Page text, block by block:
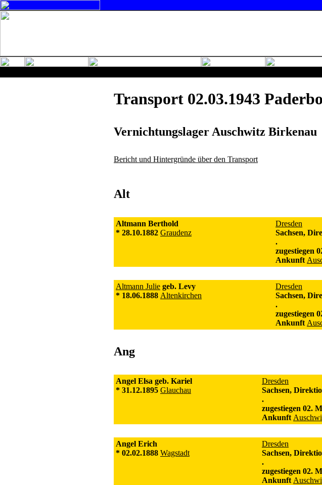
Transport 02.03.1943
Vernichtungslager Auschwitz Birkenau
Bericht und Hintergründe über den Transport
Alt
Altmann Berthold
* 28.10.1882 Graudenz
Dresden
Sachsen,
.
zugestiegen
Ankunft
Altmann Julie geb. Levy
* 18.06.1888 Altenkirchen
Dresden
Sachsen,
.
zugestiegen
Ankunft
Ang
Angel Elsa geb. Kariel
* 31.12.1895 Glauchau
Dresden
Sachsen,
.
zugestiegen 02.
Ankunft
Angel Erich
* 02.02.1888 Wagstadt
Dresden
Sachsen,
.
zugestiegen 02.
Ankunft